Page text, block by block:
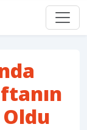
Oldu